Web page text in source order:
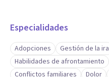
Especialidades
Adopciones Gestión de la ira
Habilidades de afrontamiento
Conflictos familiares
Dolor